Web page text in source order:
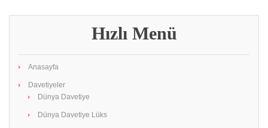
Hızlı Menü
Anasayfa
Davetiyeler
Dünya Davetiye
Dünya Davetiye Lüks